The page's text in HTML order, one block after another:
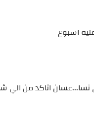
اسبوع
اتاكد من الي